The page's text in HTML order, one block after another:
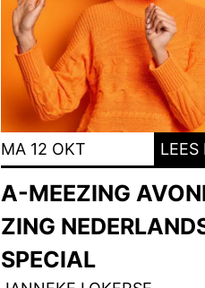
MA 12 OKT LEES
A-MEEZING
ZING
SPECIAL